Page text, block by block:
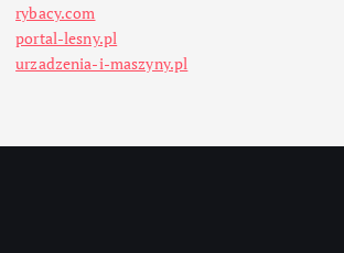
rybacy.com
portal-lesny.pl
urzadzenia-i-maszyny.pl